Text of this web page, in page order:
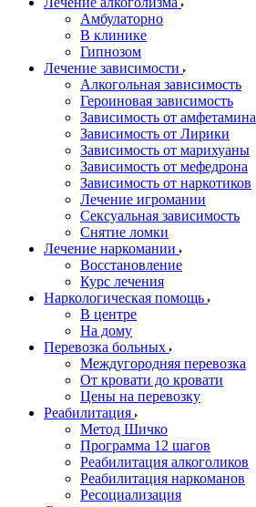
Амбулаторно
В клинике
Гипнозом
Лечение зависимости
Алкогольная зависимость
Героиновая зависимость
Зависимость от амфетамина
Зависимость от Лирики
Зависимость от марихуаны
Зависимость от мефедрона
Зависимость от наркотиков
Лечение игромании
Сексуальная зависимость
Снятие ломки
Лечение наркомании
Восстановление
Курс лечения
Наркологическая помощь
В центре
На дому
Перевозка больных
Междугородняя перевозка
От кровати до кровати
Цены на перевозку
Реабилитация
Метод Шичко
Программа 12 шагов
Реабилитация алкоголиков
Реабилитация наркоманов
Ресоциализация